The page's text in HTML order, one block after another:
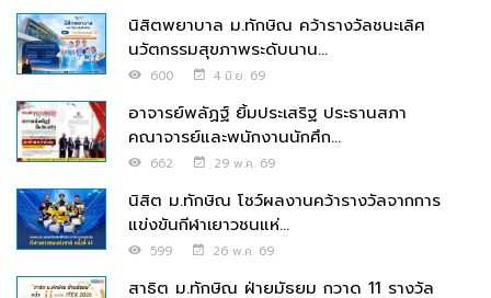
นิสิตพยาบาล ม.ทักษิณ คว้ารางวัลชนะเลิศ
นวัตกรรมสุขภาพระดับนาน...
600 4 มิ.ย. 69
อาจารย์พลัฏฐ์ ยิ้มประเสริฐ ประธานสภา
คณาจารย์และพนักงานนักศึก...
662 29 พ.ค. 69
นิสิต ม.ทักษิณ โชว์ผลงานคว้ารางวัลจากการ
แข่งขันกีฬาเยาวชนแห่...
599 26 พ.ค. 69
สาธิต ม.ทักษิณ ฝ่ายมัธยม กวาด 11 รางวัล